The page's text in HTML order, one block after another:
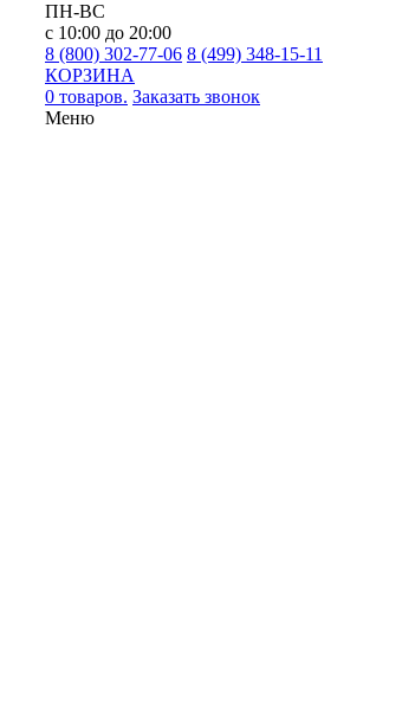
ПН-ВС
с 10:00 до 20:00
8 (800) 302-77-06 8 (499) 348-15-11
КОРЗИНА
0 товаров. Заказать звонок
Меню